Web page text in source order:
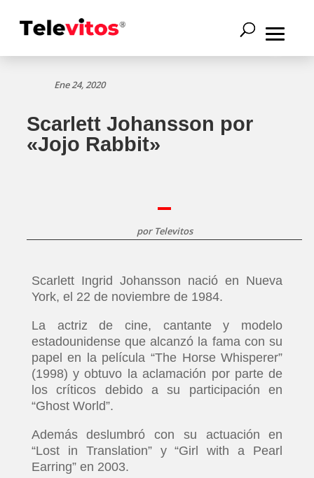
Ene 24, 2020
Scarlett Johansson por
«Jojo Rabbit»
por Televitos
Scarlett Ingrid Johansson nació en Nueva
York, el 22 de noviembre de 1984.
La actriz de cine, cantante y modelo
estadounidense que alcanzó la fama con su
papel en la película “The Horse Whisperer”
(1998) y obtuvo la aclamación por parte de
los críticos debido a su participación en
“Ghost World”.
Además deslumbró con su actuación en
“Lost in Translation” y “Girl with a Pearl
Earring” en 2003.